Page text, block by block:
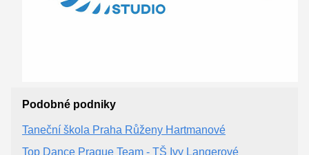
Podobné podniky
Taneční škola Praha Růženy Hartmanové
Top Dance Prague Team - TŠ Ivy Langerové